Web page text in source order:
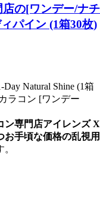
の[ワンデー/ナチ
パイン (1箱30枚)
Natural Shine (1箱
ラコン [ワンデー
ン専門店アイレンズ X
お手頃な価格の乱視用